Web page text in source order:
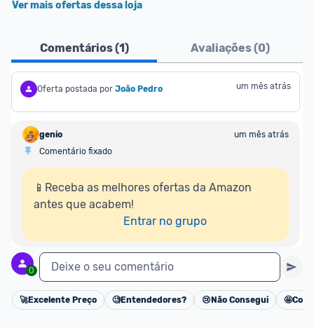
Ver mais ofertas dessa loja
Comentários (1) Avaliações (0)
Oferta postada por João Pedro um mês atrás
genio
um mês atrás
Comentário fixado
📱Receba as melhores ofertas da Amazon
antes que acabem!
Entrar no grupo
0 Deixe o seu comentário
Cancelar
🚀Excelente Preço 🧐Entendedores? 😢 Não Consegui 🤩